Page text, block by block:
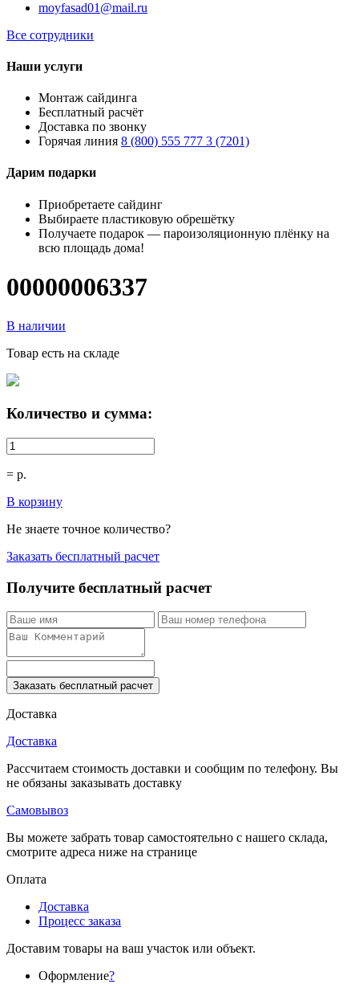
moyfasad01@mail.ru
Все сотрудники
Наши услуги
Монтаж сайдинга
Бесплатный расчёт
Доставка по звонку
Горячая линия 8 (800) 555 777 3 (7201)
Дарим подарки
Приобретаете сайдинг
Выбираете пластиковую обрешётку
Получаете подарок — пароизоляционную плёнку на
всю площадь дома!
00000006337
В наличии
Товар есть на складе
Количество и сумма:
= р.
В корзину
Не знаете точное количество?
Заказать бесплатный расчет
Получите бесплатный расчет
Заказать бесплатный расчет
Доставка
Доставка
Рассчитаем стоимость доставки и сообщим по телефону. Вы
не обязаны заказывать доставку
Самовывоз
Вы можете забрать товар самостоятельно с нашего склада,
смотрите адреса ниже на странице
Оплата
Доставка
Процесс заказа
Доставим товары на ваш участок или объект.
Оформление?